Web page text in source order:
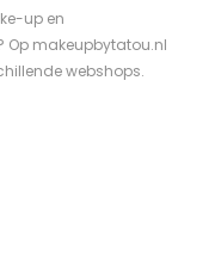
up en
Op makeupbytatou.nl
webshops.